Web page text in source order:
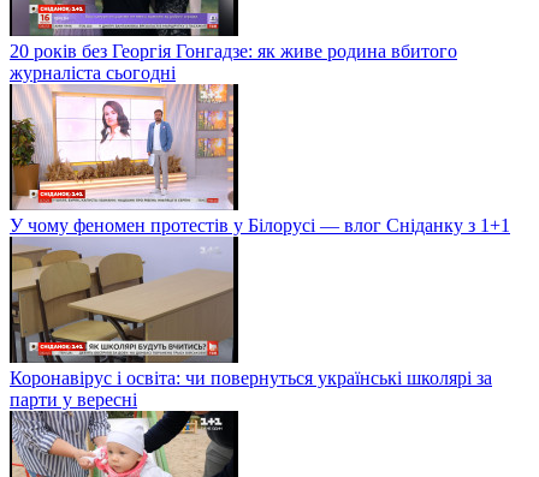
20 років без Георгія Гонгадзе: як живе родина вбитого
журналіста сьогодні
У чому феномен протестів у Білорусі — влог Сніданку з 1+1
Коронавірус і освіта: чи повернуться українські школярі за
парти у вересні